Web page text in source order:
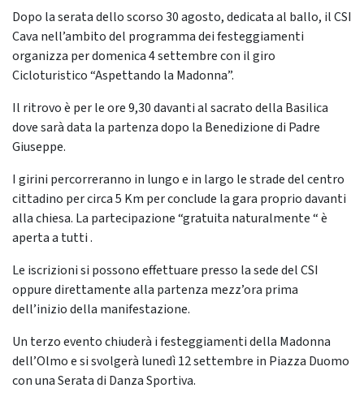
Dopo la serata dello scorso 30 agosto, dedicata al ballo, il CSI
Cava nell’ambito del programma dei festeggiamenti
organizza per domenica 4 settembre con il giro
Cicloturistico “Aspettando la Madonna”.
Il ritrovo è per le ore 9,30 davanti al sacrato della Basilica
dove sarà data la partenza dopo la Benedizione di Padre
Giuseppe.
I girini percorreranno in lungo e in largo le strade del centro
cittadino per circa 5 Km per conclude la gara proprio davanti
alla chiesa. La partecipazione “gratuita naturalmente “ è
aperta a tutti .
Le iscrizioni si possono effettuare presso la sede del CSI
oppure direttamente alla partenza mezz’ora prima
dell’inizio della manifestazione.
Un terzo evento chiuderà i festeggiamenti della Madonna
dell’Olmo e si svolgerà lunedì 12 settembre in Piazza Duomo
con una Serata di Danza Sportiva.